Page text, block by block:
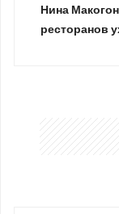
Нина
ресторанов